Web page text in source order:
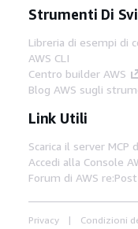
Strumenti Di
Libreria di esempi di
AWS CLI
Centro builder AWS
Blog AWS sugli
Link Utili
Scarica il server MCP
Accedi alla Console
Forum di AWS re:Post
Privacy Condizioni